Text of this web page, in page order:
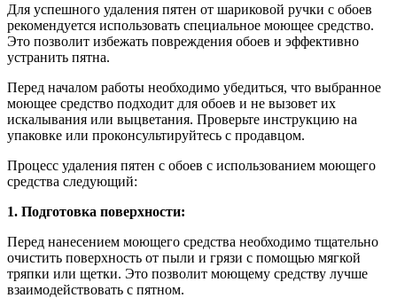
Для успешного удаления пятен от шариковой ручки с обоев
рекомендуется использовать специальное моющее средство.
Это позволит избежать повреждения обоев и эффективно
устранить пятна.
Перед началом работы необходимо убедиться, что выбранное
моющее средство подходит для обоев и не вызовет их
искалывания или выцветания. Проверьте инструкцию на
упаковке или проконсультируйтесь с продавцом.
Процесс удаления пятен с обоев с использованием моющего
средства следующий:
1. Подготовка поверхности:
Перед нанесением моющего средства необходимо тщательно
очистить поверхность от пыли и грязи с помощью мягкой
тряпки или щетки. Это позволит моющему средству лучше
взаимодействовать с пятном.